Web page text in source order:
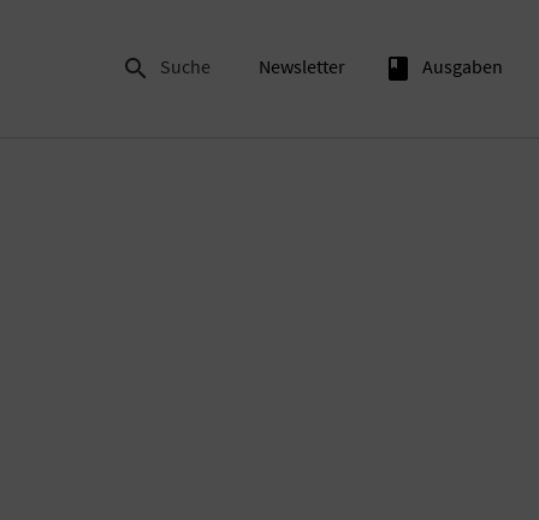
 Suche Newsletter book Ausgaben